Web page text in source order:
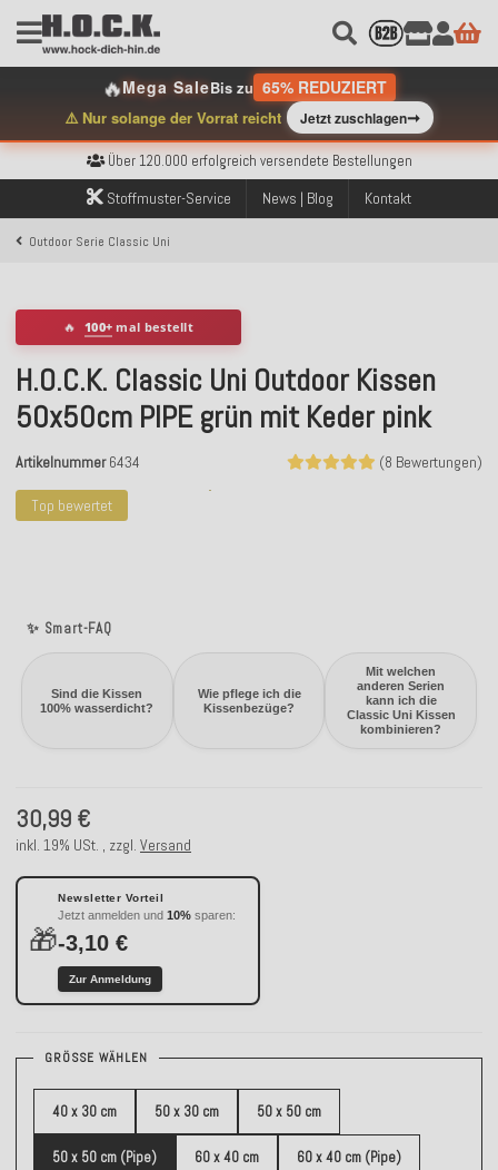
🔥Mega SaleBis zu 65% REDUZIERT
⚠️ Nur solange der Vorrat reicht Jetzt zuschlagen➞
Kostenloser Versand innerhalb Deutschlands ab 99€ Bestellwert
Über 120.000 erfolgreich versendete Bestellungen
Sicher bezahlen mit Klarna, PayPal & Amazon Pay
Kostenloser Versand innerhalb Deutschlands ab 99€ Bestellwert
Über 120.000 erfolgreich versendete Bestellungen
Kostenloser Versand innerhalb Deutschlands ab 99€ Bestellwert
Stoffmuster-Service News | Blog Kontakt
Outdoor Serie Classic Uni
Top bewertet
✨ Smart-FAQ
Sind die Kissen
100% wasserdicht?
Wie pflege ich die
Kissenbezüge?
Mit welchen
anderen Serien
kann ich die
Classic Uni Kissen
kombinieren?
🔥 100+ mal bestellt
H.O.C.K. Classic Uni Outdoor Kissen
50x50cm PIPE grün mit Keder pink
(8 Bewertungen)
Artikelnummer 6434
30,99 €
inkl. 19% USt. , zzgl. Versand
🎁
Newsletter Vorteil
Jetzt anmelden und 10% sparen:
-3,10 €
Zur Anmeldung
GRÖSSE WÄHLEN
40 x 30 cm 50 x 30 cm 50 x 50 cm
50 x 50 cm (Pipe) 60 x 40 cm 60 x 40 cm (Pipe)